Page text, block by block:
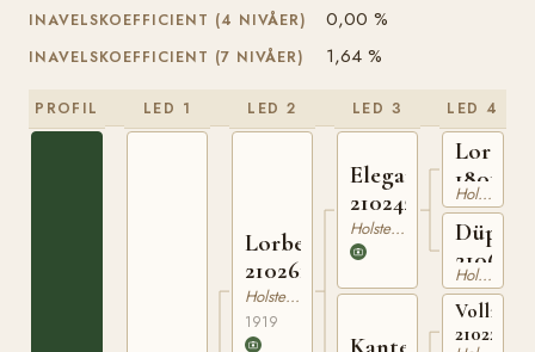
INAVELSKOEFFICIENT (4 NIVÅER) 0,00 %
INAVELSKOEFFICIENT (7 NIVÅER) 1,64 %
PROFIL LED 1 LED 2
Lorbeer
210261519
Holsteiner
1919
LED 3
Elegant
210242113
Holsteiner
LED 4
Lord
Holsteiner
Düppel
Holsteiner
210222506